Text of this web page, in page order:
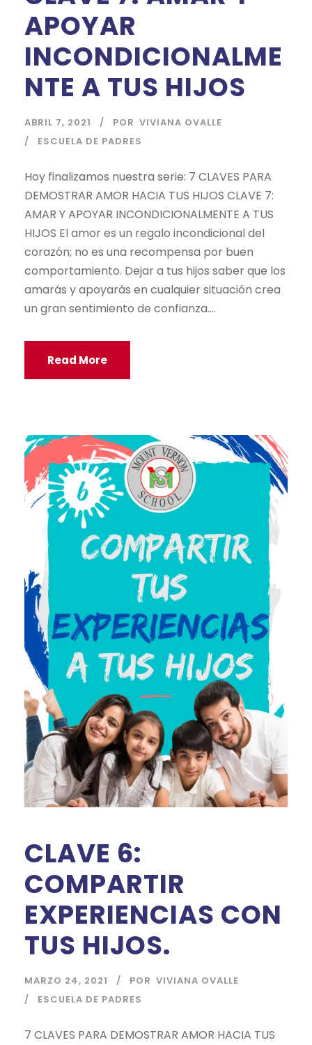
APOYAR
INCONDICIONALME
NTE A TUS HIJOS
ABRIL 7, 2021 POR VIVIANA OVALLE
ESCUELA DE PADRES
Hoy finalizamos nuestra serie: 7 CLAVES PARA
DEMOSTRAR AMOR HACIA TUS HIJOS CLAVE 7:
AMAR Y APOYAR INCONDICIONALMENTE A TUS
HIJOS El amor es un regalo incondicional del
corazón; no es una recompensa por buen
comportamiento. Dejar a tus hijos saber que los
amarás y apoyarás en cualquier situación crea
un gran sentimiento de confianza....
Read More
CLAVE 6:
COMPARTIR
EXPERIENCIAS CON
TUS HIJOS.
MARZO 24, 2021 POR VIVIANA OVALLE
ESCUELA DE PADRES
7 CLAVES PARA DEMOSTRAR AMOR HACIA TUS